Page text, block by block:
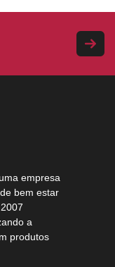
empresa
bem estar
a
produtos